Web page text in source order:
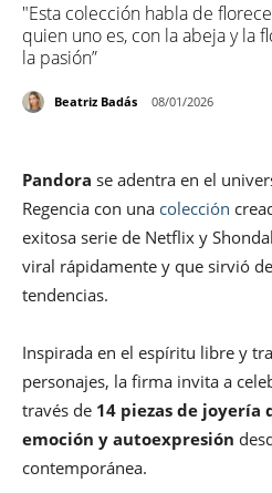
"Esta colección habla de
quien uno es, con la abeja y la
la pasión”
Beatriz Badás 08/01/2026
Pandora se adentra en el
Regencia con una colección
exitosa serie de Netflix y
viral rápidamente y que sirvió
tendencias.
Inspirada en el espíritu libre y
personajes, la firma invita a
través de 14 piezas de joyería
emoción y autoexpresión
contemporánea.